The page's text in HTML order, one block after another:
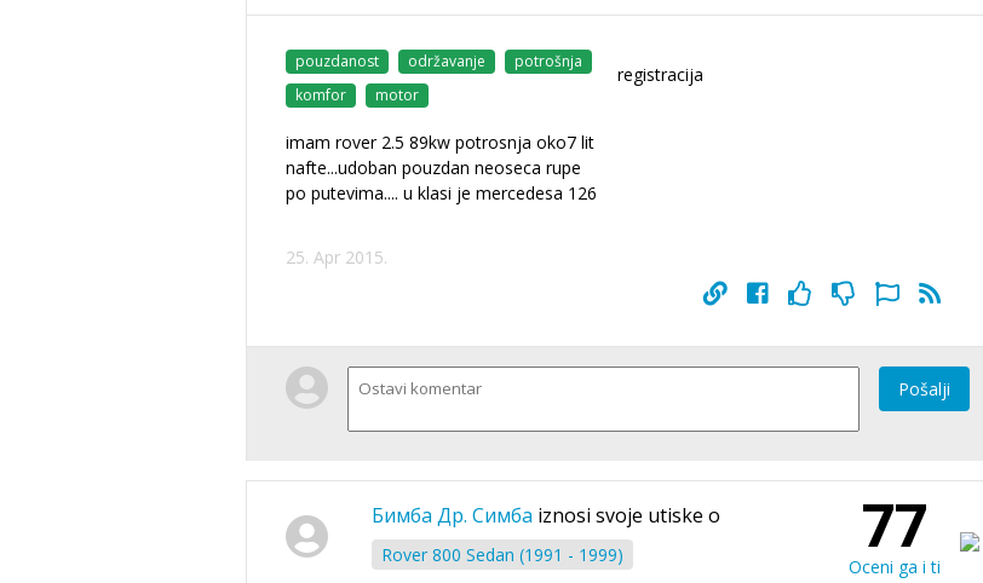
pouzdanost održavanje
potrošnja
komfor
motor
imam rover 2.5 89kw potrosnja oko7 lit
nafte...udoban pouzdan neoseca rupe
po putevima.... u klasi je mercedesa 126
registracija
25. Apr 2015.
Pošalji
Бимба Др. Симба iznosi svoje utiske o
Rover 800 Sedan (1991 - 1999) 77
Oceni ga i ti